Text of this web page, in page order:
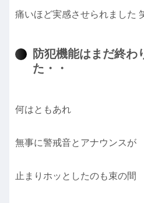
痛いほど実感させられました
防犯機能はまだ終わ
た・・
何はともあれ
無事に警戒音とアナウンスが
止まりホッとしたのも束の間